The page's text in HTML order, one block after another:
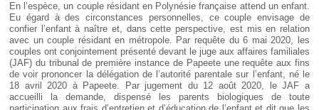
En l’espèce, un couple résidant en Polynésie française attend un enfant.
Eu égard à des circonstances personnelles, ce couple envisage de
confier l’enfant à naître et, dans cette perspective, est mis en relation
avec un couple résidant en métropole. Par requête du 6 mai 2020, les
couples ont conjointement présenté devant le juge aux affaires familiales
(JAF) du tribunal de première instance de Papeete une requête aux fins
de voir prononcer la délégation de l’autorité parentale sur l’enfant, né le
18 avril 2020 à Papeete. Par jugement du 12 août 2020, le JAF a
accueilli la demande, dispensé les parents biologiques de toute